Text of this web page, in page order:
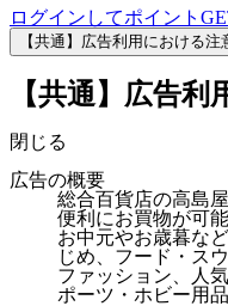
ログインしてポイント
【共通】広告利用における注
【共通】広告
閉じる
広告の概要
総合百貨店の高島
便利にお買物が可能
お中元やお歳暮な
じめ、フード・ス
ファッション、人
ポーツ・ホビー用